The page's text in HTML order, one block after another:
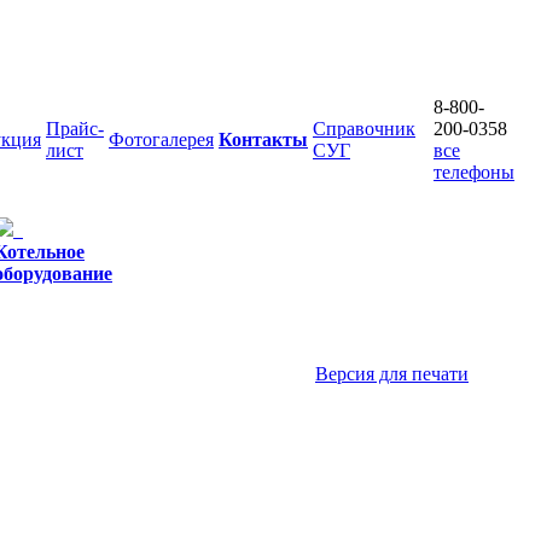
Прайс-
лист
Фотогалерея Контакты
Справочник
СУГ
8-800-
200-0358
все
телефоны
Версия для печати